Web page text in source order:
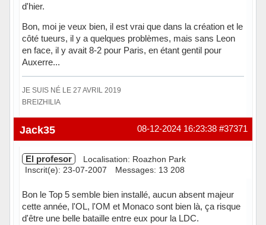
d'hier.
Bon, moi je veux bien, il est vrai que dans la création et le
côté tueurs, il y a quelques problèmes, mais sans Leon
en face, il y avait 8-2 pour Paris, en étant gentil pour
Auxerre...
JE SUIS NÉ LE 27 AVRIL 2019
BREIZHILIA
Hors ligne #37371
08-12-2024 16:23:38
Jack35
El profesor
Localisation: Roazhon Park
Inscrit(e): 23-07-2007
Messages: 13 208
Bon le Top 5 semble bien installé, aucun absent majeur
cette année, l'OL, l'OM et Monaco sont bien là, ça risque
d'être une belle bataille entre eux pour la LDC.